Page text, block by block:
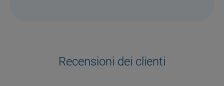
Recensioni dei clienti